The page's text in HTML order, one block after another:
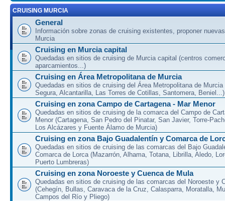
CRUISING MURCIA
General
Información sobre zonas de cruising existentes, proponer
Murcia
Cruising en Murcia capital
Quedadas en sitios de cruising de Murcia capital (centros
aparcamientos...)
Cruising en Área Metropolitana de Murcia
Quedadas en sitios de cruising del Área Metropolitana de Murcia
Segura, Alcantarilla, Las Torres de Cotillas, Santomera, Beniel...)
Cruising en zona Campo de Cartagena - Mar Menor
Quedadas en sitios de cruising de la comarca del Campo de
Menor (Cartagena, San Pedro del Pinatar, San Javier, Torre-
Los Alcázares y Fuente Álamo de Murcia)
Cruising en zona Bajo Guadalentín y Comarca de
Quedadas en sitios de cruising de las comarcas del Bajo
Comarca de Lorca (Mazarrón, Alhama, Totana, Librilla, Aledo,
Puerto Lumbreras)
Cruising en zona Noroeste y Cuenca de Mula
Quedadas en sitios de cruising de las comarcas del Noroeste y
(Cehegín, Bullas, Caravaca de la Cruz, Calasparra, Moratalla,
Campos del Río y Pliego)